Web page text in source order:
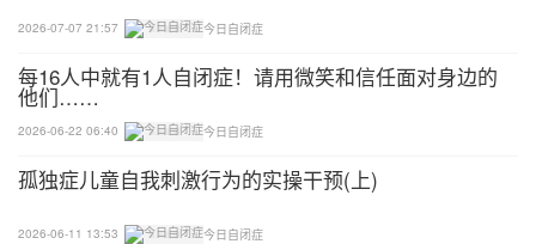
3.将舌头伸出，向右(左)嘴角，停留3—5秒再缩回放
4.将舌头伸出，向左右嘴角连续移动3—5次；
5.将舌头伸出向上(下)嘴唇，停留3—5秒再缩回放
松；
2026-07-07 21:57 今日自闭症
每16人中就有1人自闭症！请用微笑和信任面对身边的
他们……
2026-06-22 06:40 今日自闭症
孤独症儿童自我刺激行为的实操干预(上)
2026-06-11 13:53 今日自闭症